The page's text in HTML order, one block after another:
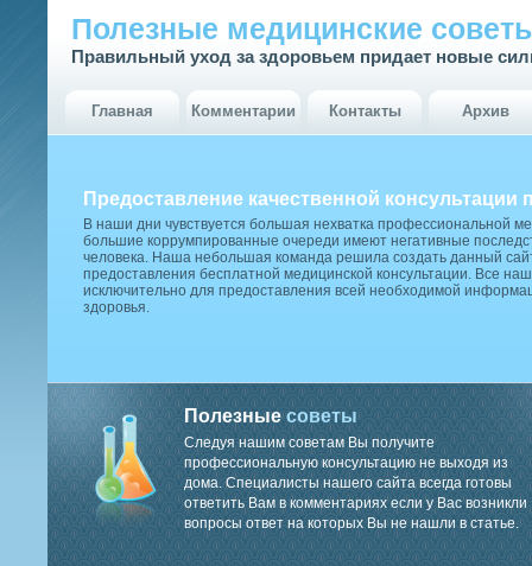
Полезные медицинские
Правильный уход за здоровьем придает новые
Главная Комментарии Контакты Архив
Предоставление качественной консультации
В наши дни чувствуется большая нехватка профессиональной
большие коррумпированные очереди имеют негативные
человека. Наша небольшая команда решила создать данный
предоставления бесплатной медицинской консультации. Все
исключительно для предоставления всей необходимой
здоровья.
Полезныесоветы
Следуя нашим советам Вы получите
профессиональную консультацию не выходя из
дома. Специалисты нашего сайта всегда готовы
ответить Вам в комментариях если у Вас возникли
вопросы ответ на которых Вы не нашли в статье.